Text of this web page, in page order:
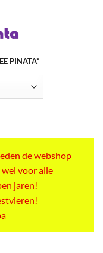
PINATA”
de webshop
voor alle
jaren!